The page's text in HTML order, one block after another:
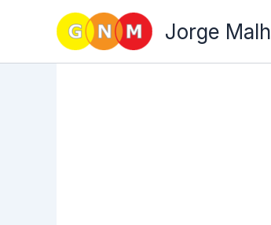
Jorge